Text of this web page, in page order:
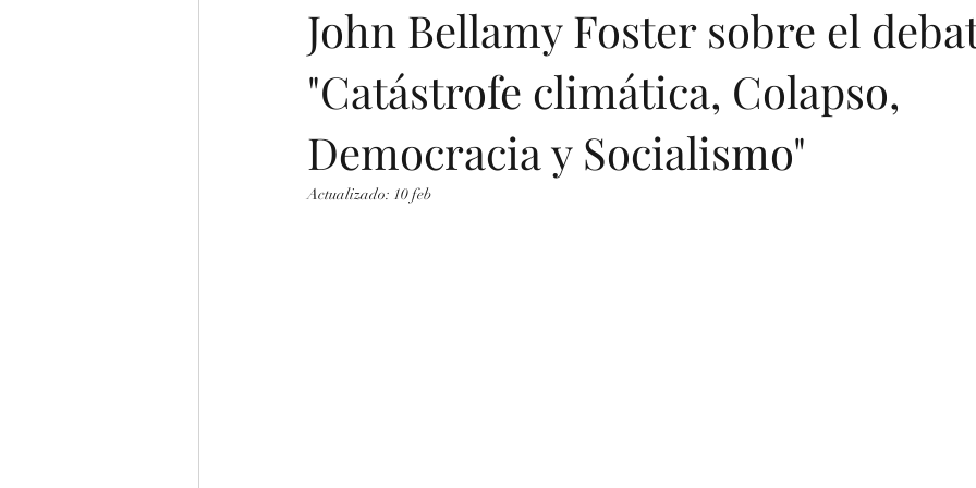
Italian (Publications) Oral presentations Digital Books
Chinese Japanese Arabic Turkish Hindi
John Bellamy Foster sobre el
"Catástrofe climática, Colapso,
Democracia y Socialismo"
Actualizado: 10 feb